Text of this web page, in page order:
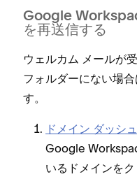
Google
を再送信する
ウ⁠ェルカム メ⁠ールが
フ⁠ォルダ⁠ーにない場
す⁠。
ドメイン ダ⁠ッシ⁠
Google
いるドメインをク